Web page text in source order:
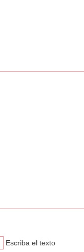
Escriba el texto